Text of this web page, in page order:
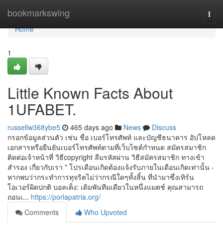
bookmarkswing
Home
Home
1
Little Known Facts About
1UFABET.
russellw368ybe5 465 days ago News
Discuss
กรอกข้อมูลส่วนตัว เช่น ชื่อ เบอร์โทรศัพท์ และบัญชีธนาคาร อัปโหลด
เอกสารหรือยืนยันเบอร์โทรศัพท์ตามที่เว็บไซต์กำหนด สมัครสมาชิก
ติดต่อเจ้าหน้าที่ วิธีcopyright ลืมรหัสผ่าน วิธีสมัครสมาชิก ทางเข้า
สำรอง เกี่ยวกับเรา * โปรเดือนเกิดต้องแจ้งรับภายในเดือนเกิดเท่านั้น -
หากพบว่ากระทำการทุจริตไม่ว่ากรณีใดๆทั้งสิ้น ที่นำมาซึ่งเทิร์น
โอเวอร์ผิดปกติ บอลเต็ง: เดิมพันทีมเดียวในหนึ่งแมตช์ คุณสามารถ
ถอนเ... https://porlapatria.org/
Comments
Who Upvoted